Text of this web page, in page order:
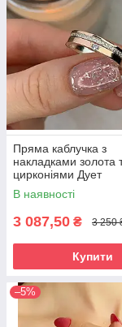
Пряма каблучка з
накладками золота
цирконіями Дует
В наявності
3 087,50 ₴ 3 250
Купити
–5%